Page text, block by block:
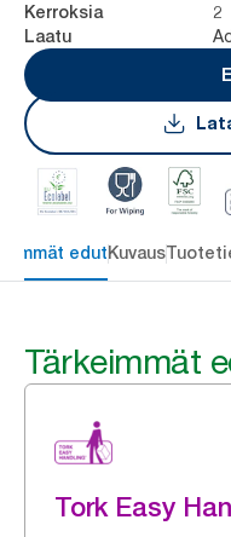
Kerroksia 2
Laatu
edutKuvaus
Tärkeimmät
Tork Easy